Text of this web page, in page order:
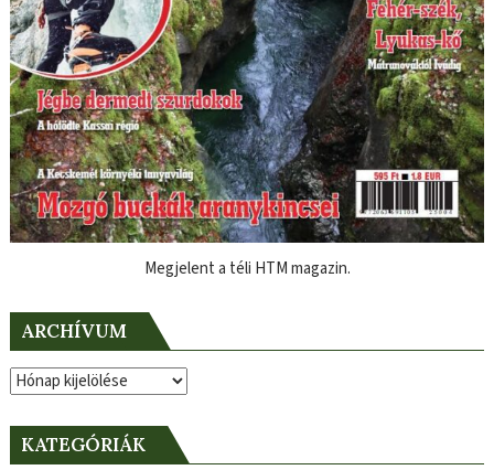
Megjelent a téli HTM magazin.
ARCHÍVUM
Archívum
KATEGÓRIÁK